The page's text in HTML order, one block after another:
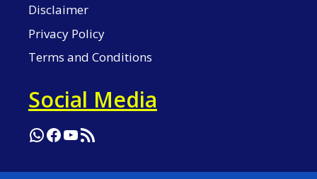
Disclaimer
Privacy Policy
Terms and Conditions
Social Media
WhatsApp
Facebook
YouTube
RSS Feed